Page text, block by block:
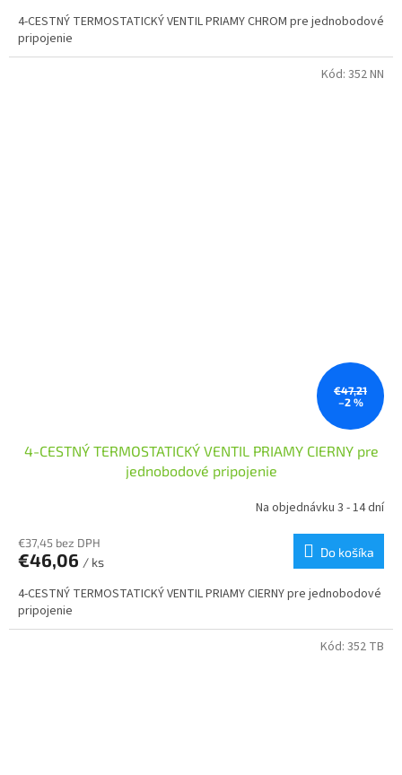
4-CESTNÝ TERMOSTATICKÝ VENTIL PRIAMY CHROM pre jednobodové
pripojenie
€47,21
–2 %
4-CESTNÝ TERMOSTATICKÝ VENTIL PRIAMY CIERNY pre
jednobodové pripojenie
Na objednávku 3 - 14 dní
€37,45 bez DPH
€46,06 / ks
Do košíka
4-CESTNÝ TERMOSTATICKÝ VENTIL PRIAMY CIERNY pre jednobodové
pripojenie
Kód: 352 NN
Kód: 352 TB